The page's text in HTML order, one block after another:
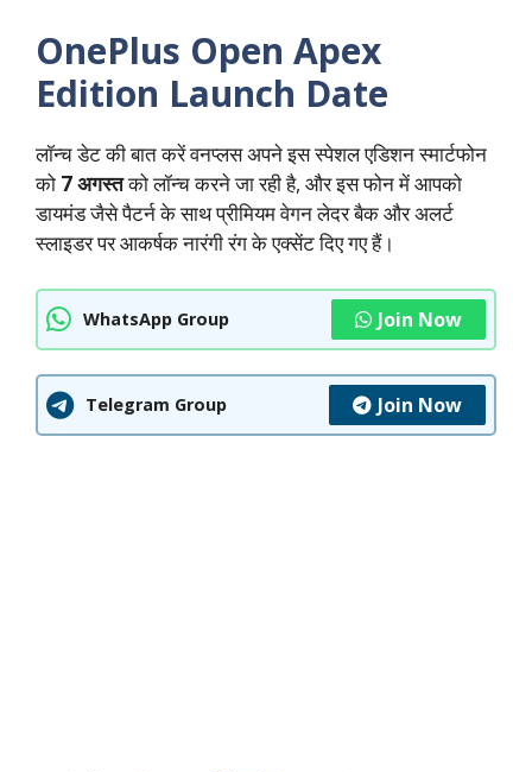
OnePlus Open Apex
Edition Launch Date
लॉन्च डेट की बात करें वनप्लस अपने इस स्पेशल एडिशन स्मार्टफोन
को 7 अगस्तको लॉन्च करने जा रही है, और इस फोन में आपको
डायमंड जैसे पैटर्न के साथ प्रीमियम वेगन लेदर बैक और अलर्ट
स्लाइडर पर आकर्षक नारंगी रंग के एक्सेंट दिए गए हैं।
WhatsApp Group Join Now
Telegram Group Join Now